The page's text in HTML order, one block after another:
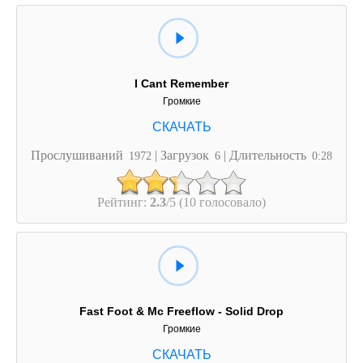
I Cant Remember
Громкие
Прослушиваний 1972 | Загрузок 6 | Длительность 0:28
Рейтинг: 2.3/5 (10 голосовало)
Fast Foot & Mc Freeflow - Solid Drop
Громкие